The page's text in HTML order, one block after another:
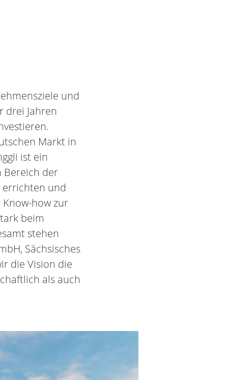
und
drei Jahren
Markt in
ist ein
Bereich der
errichten und
how zur
beim
stehen
Sächsisches
die Vision die
als auch